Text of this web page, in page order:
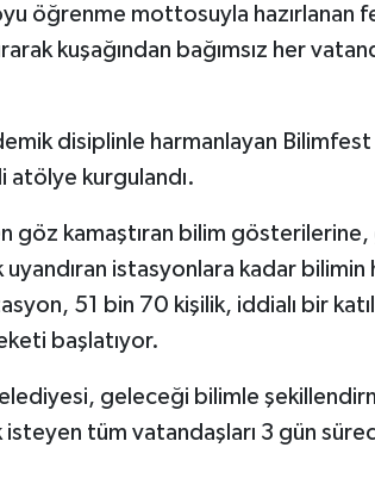
öğrenme mottosuyla hazırlanan
kuşağından bağımsız her
disiplinle harmanlayan
atölye kurgulandı.
göz kamaştıran bilim gösterilerine,
istasyonlara kadar bilimin
51 bin 70 kişilik, iddialı bir
başlatıyor.
geleceği bilimle
tüm vatandaşları 3 gün